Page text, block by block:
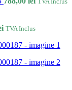
TVA Inclus